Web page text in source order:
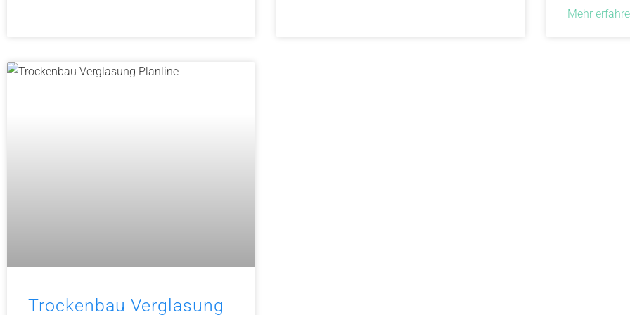
Mehr
Trockenbau Verglasung